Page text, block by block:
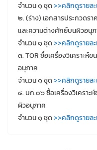
จำนวน ๑ ชุด>>คลิกดูรายล
๒. (ร่าง) เอกสารประกวดรา
และความต่างศักย์บนผิวอนุ
จำนวน ๑ ชุด>>คลิกดูรายล
๓. TOR ซื้อเครื่องวิเคราะห์
อนุภาค
จำนวน ๑ ชุด>>คลิกดูรายล
๔. บก.๐๖ ซื้อเครื่องวิเคราะ
ผิวอนุภาค
จำนวน ๑ ชุด>>คลิกดูรายล